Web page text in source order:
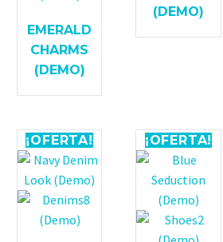
EMERALD
CHARMS
(DEMO)
(DEMO)
¡OFERTA! ¡OFERTA!